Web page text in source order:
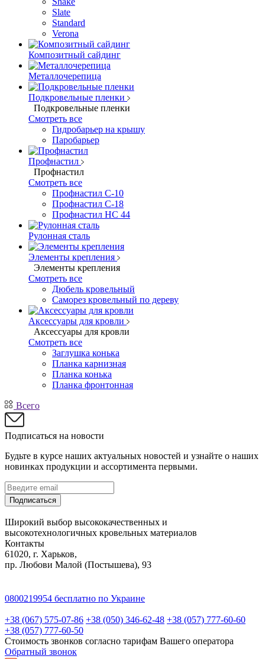
Slate
Standard
Verona
Композитный сайдинг
Металлочерепица
Подкровельные пленки
Подкровельные пленки
Смотреть все
Гидробарьер на крышу
Паробарьер
Профнастил
Профнастил
Смотреть все
Профнастил С-10
Профнастил С-18
Профнастил НС 44
Рулонная сталь
Элементы крепления
Элементы крепления
Смотреть все
Дюбель кровельный
Саморез кровельный по дереву
Аксессуары для кровли
Аксессуары для кровли
Смотреть все
Заглушка конька
Планка карнизная
Планка конька
Планка фронтонная
Всего
Подписаться на новости
Будьте в курсе наших актуальных новостей и узнайте о наших
новинках продукции и ассортимента первыми.
Подписаться
Широкий выбор высококачественных и
высокотехнологичных кровельных материалов
Контакты
61020, г. Харьков,
пр. Любови Малой (Постышева), 93
0800219954 бесплатно по Украине
+38 (067) 575-07-86 +38 (050) 346-62-48 +38 (057) 777-60-60
+38 (057) 777-60-50
Стоимость звонков согласно тарифам Вашего оператора
Обратный звонок